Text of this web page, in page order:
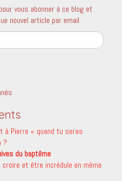
vous abonner à ce blog et
nouvel article par email.
à Pierre « quand tu seras
?
du baptême
croire et être incrédule en même